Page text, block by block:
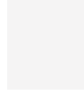
回首成长之路，蓄势